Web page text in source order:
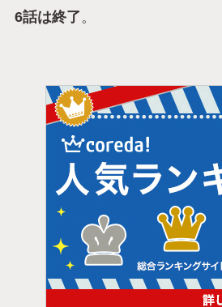
6話は終了 。